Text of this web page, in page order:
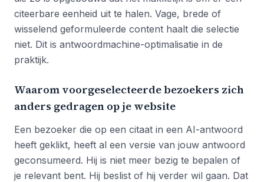
citeerbare eenheid uit te halen. Vage, brede of
wisselend geformuleerde content haalt die selectie
niet. Dit is antwoordmachine-optimalisatie in de
praktijk.
Waarom voorgeselecteerde bezoekers zich
anders gedragen op je website
Een bezoeker die op een citaat in een AI-antwoord
heeft geklikt, heeft al een versie van jouw antwoord
geconsumeerd. Hij is niet meer bezig te bepalen of
je relevant bent. Hij beslist of hij verder wil gaan. Dat